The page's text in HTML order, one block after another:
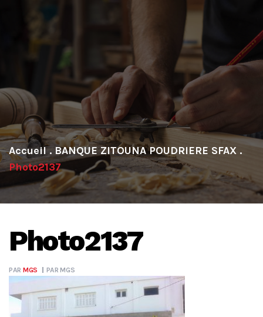
. BANQUE ZITOUNA POUDRIERE SFAX .
Photo2137
Photo2137
PAR MGS PARMGS